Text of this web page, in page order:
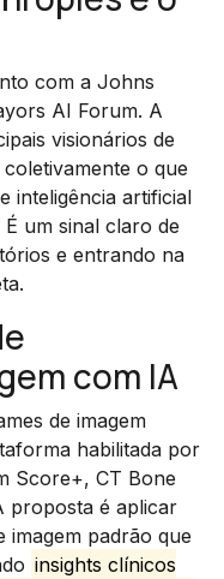
com a Johns
AI Forum. A
visionários de
o que
inteligência artificial
um sinal claro de
e entrando na
com IA
de imagem
habilitada por
Score+, CT Bone
proposta é aplicar
imagem padrão que
insights clínicos